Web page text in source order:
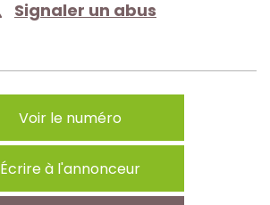
Signaler un abus
Voir le numéro
Écrire à l'annonceur